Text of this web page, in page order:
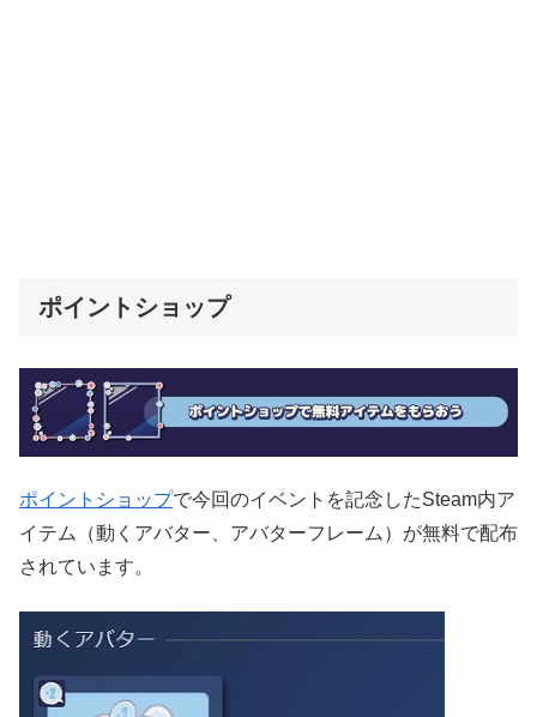
ポイントショップ
ポイントショップで今回のイベントを記念したSteam内ア
イテム（動くアバター、アバターフレーム）が無料で配布
されています。